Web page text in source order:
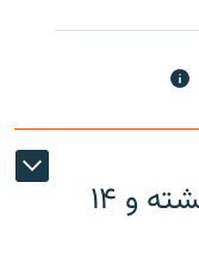
تیراندازی در تورنتو یک نفر کشته و ۱۴